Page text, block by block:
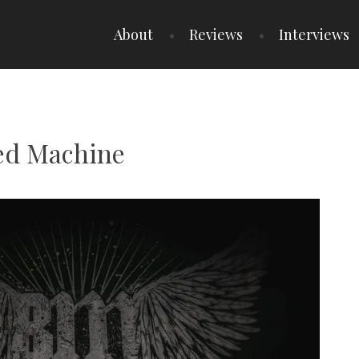
About Reviews Interviews
Machine